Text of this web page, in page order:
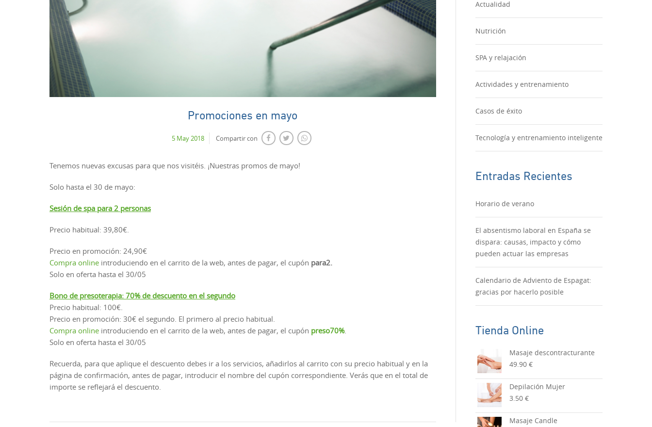
Promociones en mayo
5 May 2018 Compartir con
Tenemos nuevas excusas para que nos visitéis. ¡Nuestras promos de mayo!
Solo hasta el 30 de mayo:
Sesión de spa para 2 personas
Precio habitual: 39,80€.
Precio en promoción: 24,90€
Compra online introduciendo en el carrito de la web, antes de pagar, el cupón para2.
Solo en oferta hasta el 30/05
Bono de presoterapia: 70% de descuento en el segundo
Precio habitual: 100€.
Precio en promoción: 30€ el segundo. El primero al precio habitual.
Compra online introduciendo en el carrito de la web, antes de pagar, el cupón preso70%.
Solo en oferta hasta el 30/05
Recuerda, para que aplique el descuento debes ir a los servicios, añadirlos al carrito con su precio habitual y en la
página de confirmación, antes de pagar, introducir el nombre del cupón correspondiente. Verás que en el total de
importe se reflejará el descuento.
Actualidad
Nutrición
SPA y relajación
Actividades y entrenamiento
Casos de éxito
Tecnología y entrenamiento inteligente
Entradas Recientes
Horario de verano
El absentismo laboral en España se
dispara: causas, impacto y cómo
pueden actuar las empresas
Calendario de Adviento de Espagat:
gracias por hacerlo posible
Tienda Online
Masaje descontracturante
49.90 €
Depilación Mujer
3.50 €
Masaje Candle